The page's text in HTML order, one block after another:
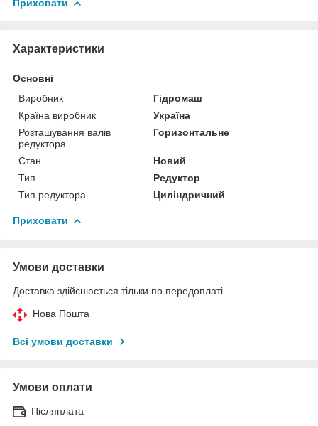
Приховати
Характеристики
Основні
Виробник
Гідромаш
Країна виробник
Україна
Розташування валів
редуктора
Горизонтальне
Стан
Новий
Тип
Редуктор
Тип редуктора
Циліндричний
Приховати
Умови доставки
Доставка здійснюється тільки по передоплаті.
Нова Пошта
Всі умови доставки
Умови оплати
Післяплата